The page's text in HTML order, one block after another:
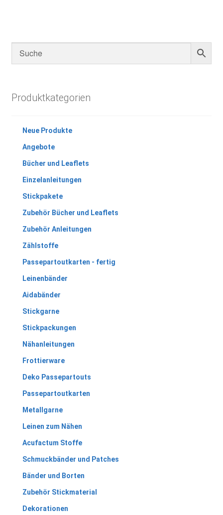
Produktkategorien
Neue Produkte
Angebote
Bücher und Leaflets
Einzelanleitungen
Stickpakete
Zubehör Bücher und Leaflets
Zubehör Anleitungen
Zählstoffe
Passepartoutkarten - fertig
Leinenbänder
Aidabänder
Stickgarne
Stickpackungen
Nähanleitungen
Frottierware
Deko Passepartouts
Passepartoutkarten
Metallgarne
Leinen zum Nähen
Acufactum Stoffe
Schmuckbänder und Patches
Bänder und Borten
Zubehör Stickmaterial
Dekorationen